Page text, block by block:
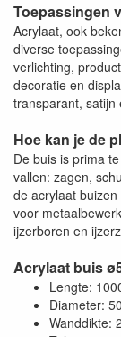
Toepassingen
Acrylaat, ook
diverse
verlichting,
decoratie en
transparant, satijn
Hoe kan je de
De buis is prima
vallen: zagen,
de acrylaat
voor
ijzerboren en
Acrylaat buis
Lengte:
Diameter:
Wanddikte: